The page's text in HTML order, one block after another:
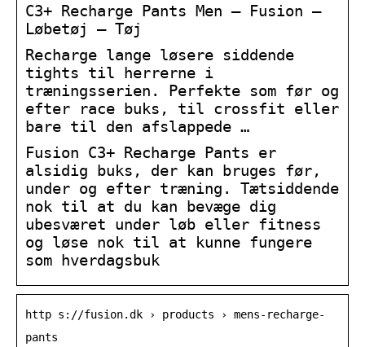
C3+ Recharge Pants Men – Fusion –
Løbetøj – Tøj
Recharge lange løsere siddende
tights til herrerne i
træningsserien. Perfekte som før og
efter race buks, til crossfit eller
bare til den afslappede …
Fusion C3+ Recharge Pants er
alsidig buks, der kan bruges før,
under og efter træning. Tætsiddende
nok til at du kan bevæge dig
ubesværet under løb eller fitness
og løse nok til at kunne fungere
som hverdagsbuk
http s://fusion.dk › products › mens-recharge-
pants